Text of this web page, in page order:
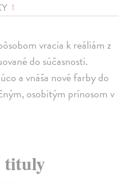
1
vracia k reáliám z
do súčasnosti.
a vnáša nové farby do
osobitým prínosom v
tituly